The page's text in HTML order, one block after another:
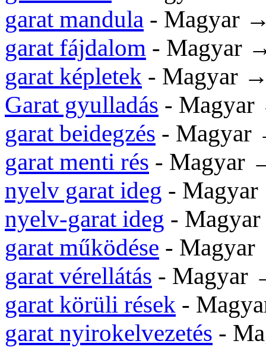
garat mandula - Magyar
garat fájdalom - Magyar
garat képletek - Magyar
Garat gyulladás -
garat beidegzés -
garat menti rés - Magyar
nyelv garat ideg -
nyelv-garat ideg -
garat működése -
garat vérellátás -
garat körüli rések -
garat nyirokelvezetés -